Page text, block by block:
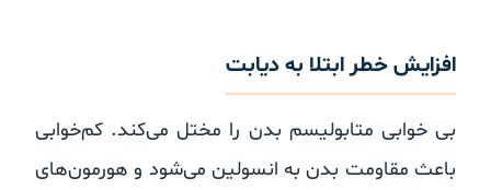
افزایش خطر ابتلا به دیابت
بی خوابی متابولیسم بدن را مختل می‌کند. کم‌خوابی
باعث مقاومت بدن به انسولین می‌شود و هورمون‌های